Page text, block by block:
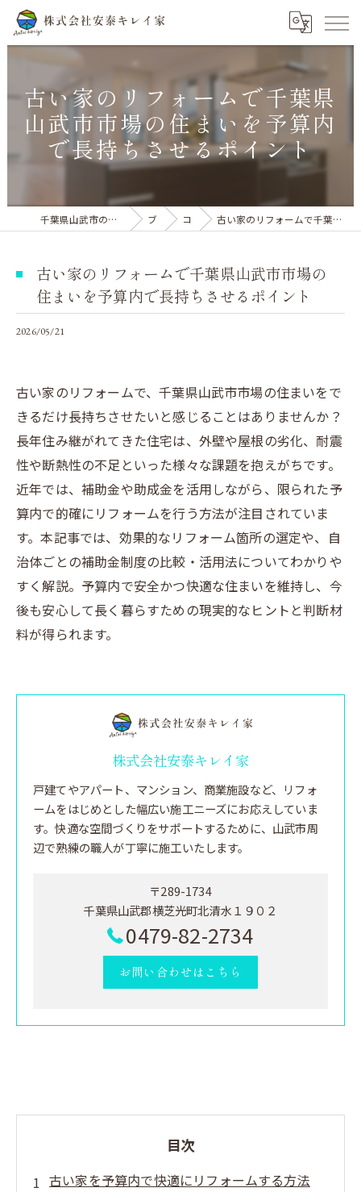
古い家のリフォームで千葉県
山武市市場の住まいを予算内
で長持ちさせるポイント
千葉県山武市のリフォームなら株式会社安泰キレイ家 ブログ コラム 古い家のリフォームで千葉県山武市市場の住まいを予算内で長持ちさせるポイント
古い家のリフォームで千葉県山武市市場の
住まいを予算内で長持ちさせるポイント
2026/05/21
古い家のリフォームで、千葉県山武市市場の住まいをで
きるだけ長持ちさせたいと感じることはありませんか？
長年住み継がれてきた住宅は、外壁や屋根の劣化、耐震
性や断熱性の不足といった様々な課題を抱えがちです。
近年では、補助金や助成金を活用しながら、限られた予
算内で的確にリフォームを行う方法が注目されていま
す。本記事では、効果的なリフォーム箇所の選定や、自
治体ごとの補助金制度の比較・活用法についてわかりや
すく解説。予算内で安全かつ快適な住まいを維持し、今
後も安心して長く暮らすための現実的なヒントと判断材
料が得られます。
株式会社安泰キレイ家
戸建てやアパート、マンション、商業施設など、リフォ
ームをはじめとした幅広い施工ニーズにお応えしていま
す。快適な空間づくりをサポートするために、山武市周
辺で熟練の職人が丁寧に施工いたします。
〒289-1734
千葉県山武郡横芝光町北清水１９０２
0479-82-2734
お問い合わせはこちら
目次
古い家を予算内で快適にリフォームする方法